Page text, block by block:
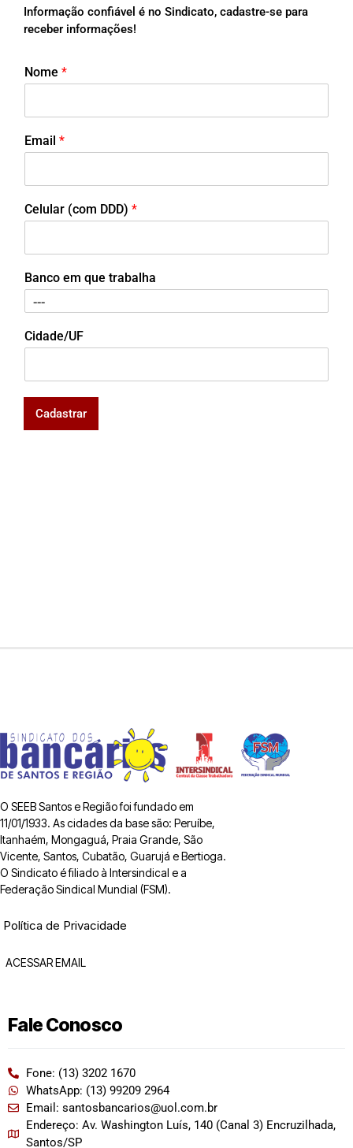
Informação confiável é no Sindicato, cadastre-se para
receber informações!
Nome *
Email *
Celular (com DDD) *
Banco em que trabalha
Cidade/UF
Cadastrar
O SEEB Santos e Região foi fundado em
11/01/1933. As cidades da base são: Peruíbe,
Itanhaém, Mongaguá, Praia Grande, São
Vicente, Santos, Cubatão, Guarujá e Bertioga.
O Sindicato é filiado à Intersindical e a
Federação Sindical Mundial (FSM).
Política de Privacidade
ACESSAR EMAIL
Fale Conosco
Fone: (13) 3202 1670
WhatsApp: (13) 99209 2964
Email: santosbancarios@uol.com.br
Endereço: Av. Washington Luís, 140 (Canal 3) Encruzilhada,
Santos/SP